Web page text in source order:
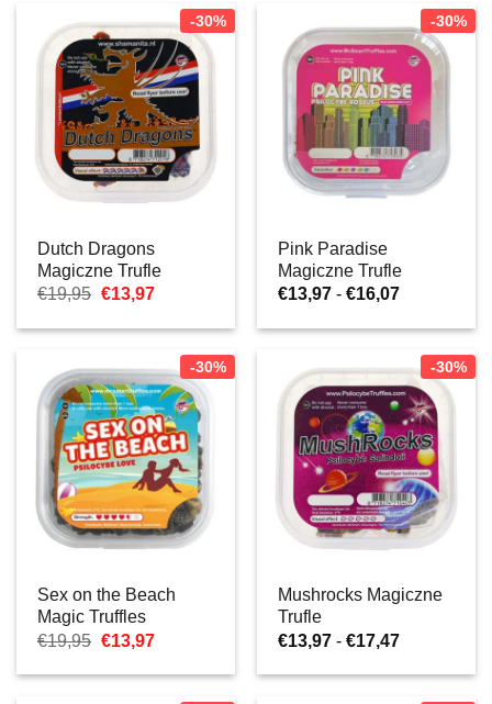
€16,77
€16,07
-30%
Dutch Dragons
Magiczne Trufle
€19,95 Pierwotna
wynosiła:
€13,97Aktualna
€13,97.
-30%
Pink Paradise
Magiczne Trufle
€13,97 - €16,07Zakres
od
€16,07
-30%
Sex on the Beach
Magic Truffles
€19,95 Pierwotna
wynosiła:
€13,97Aktualna
€13,97.
-30%
Mushrocks Magiczne
Trufle
€13,97 - €17,47Zakres
od